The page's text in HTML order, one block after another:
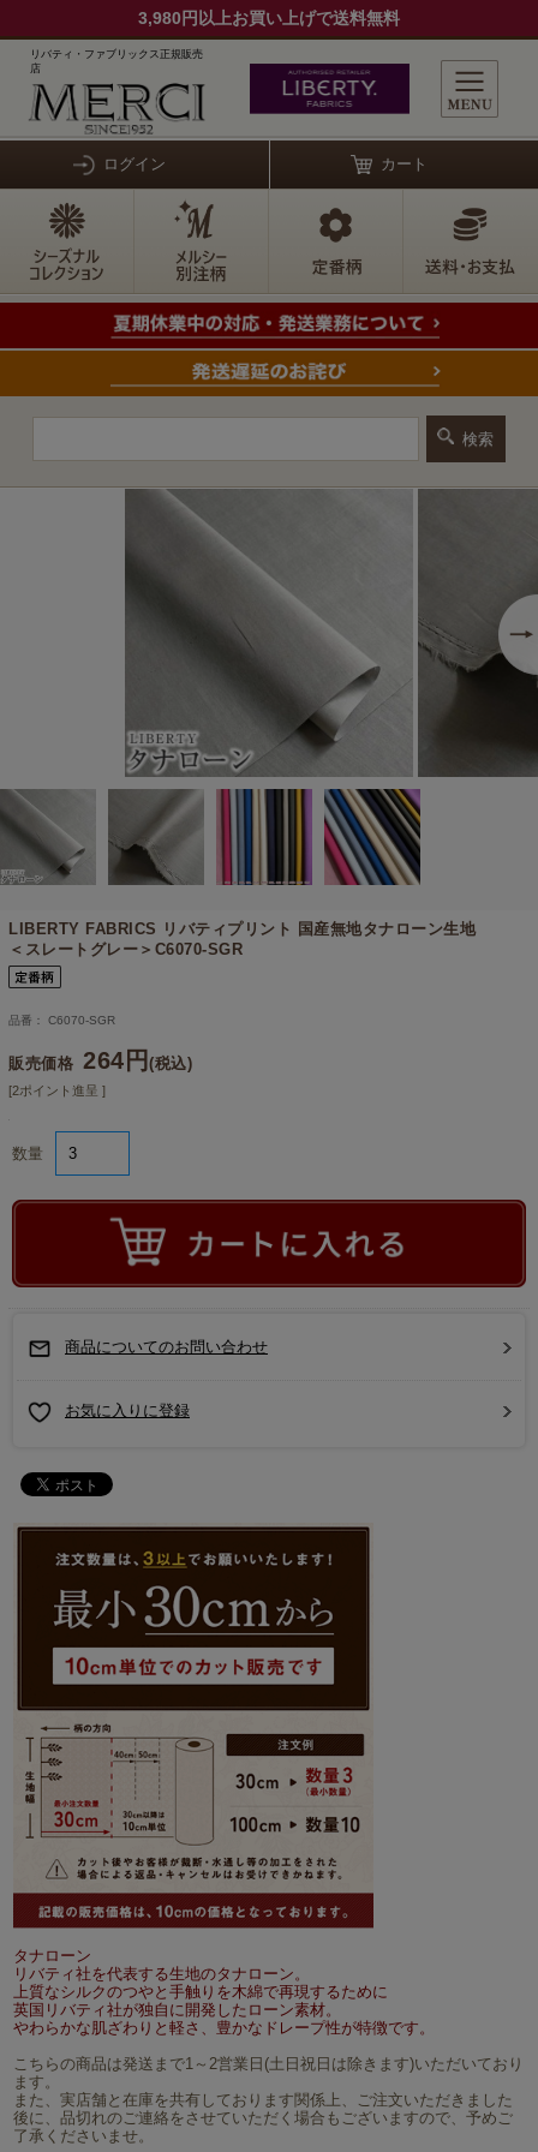
3,980円以上お買い上げで送料無料
リバティ・ファブリックス正規販売
店
ログイン カート
LIBERTY FABRICS リバティプリント 国産無地タナローン生地
＜スレートグレー＞C6070-SGR
品番： C6070-SGR
販売価格 264円(税込)
[2ポイント進呈 ]
数量
商品についてのお問い合わせ
お気に入りに登録
タナローン
リバティ社を代表する生地のタナローン。
上質なシルクのつやと手触りを木綿で再現するために
英国リバティ社が独自に開発したローン素材。
やわらかな肌ざわりと軽さ、豊かなドレープ性が特徴です。
こちらの商品は発送まで1～2営業日(土日祝日は除きます)いただいており
ます。
また、実店舗と在庫を共有しております関係上、ご注文いただきました
後に、品切れのご連絡をさせていただく場合もございますので、予めご
了承くださいませ。